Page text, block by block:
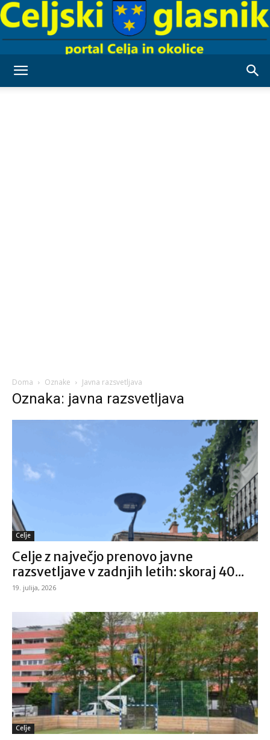
Doma Oznake Javna razsvetljava
Oznaka: javna razsvetljava
Celje
Celje z največjo prenovo javne
razsvetljave v zadnjih letih: skoraj 40...
19. julija, 2026
Celje